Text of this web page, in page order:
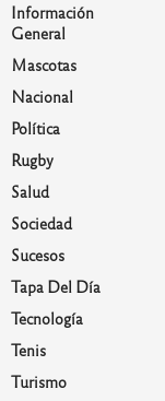
Información
General
Mascotas
Nacional
Política
Rugby
Salud
Sociedad
Sucesos
Tapa Del Día
Tecnología
Tenis
Turismo